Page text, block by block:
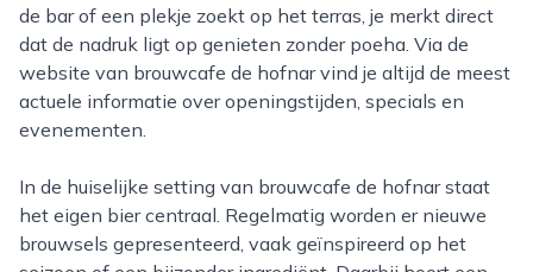
de bar of een plekje zoekt op het terras, je merkt direct
dat de nadruk ligt op genieten zonder poeha. Via de
website van brouwcafe de hofnar vind je altijd de meest
actuele informatie over openingstijden, specials en
evenementen.
In de huiselijke setting van brouwcafe de hofnar staat
het eigen bier centraal. Regelmatig worden er nieuwe
brouwsels gepresenteerd, vaak geïnspireerd op het